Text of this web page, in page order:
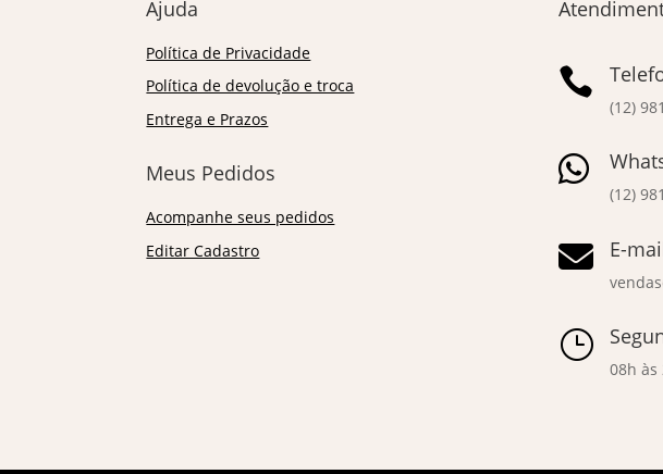
Ajuda
Política de Privacidade
Política de devolução e troca
Entrega e Prazos
Meus Pedidos
Acompanhe seus pedidos
Editar Cadastro

(12)

(12)
 E-
}
08h às